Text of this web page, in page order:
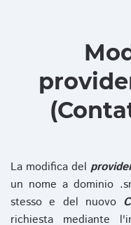
La modifica del
un nome a dominio
stesso e del nuovo
richiesta mediante